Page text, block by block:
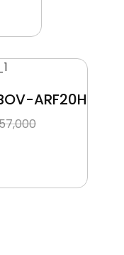
ARF20H